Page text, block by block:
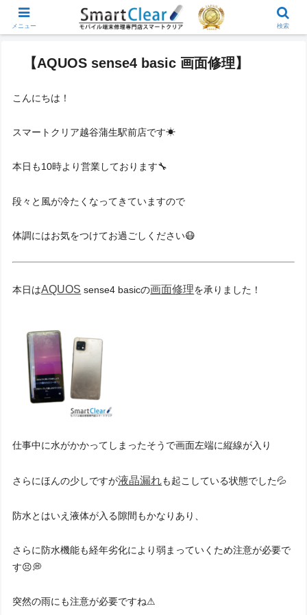
【AQUOS sense4 basic 画面修理】
こんにちは！
スマートクリア越谷蒲生駅前店です☀
本日も10時より営業しております🔧
段々と風が冷たくなってきていますので
体調にはお気をつけてお過ごしください😷
本日はAQUOS sense4 basicの画面修理を承りました！
仕事中に水がかかってしまったそうで画面左端に縦線が入り
さらにほんの少しですが液晶漏れも起こしている状態でした💦
防水とはいえ液体が入る隙間もかなりあり、
さらに防水機能も経年劣化により弱まっていくため注意が必要で
す😣💭
突然の雨にも注意が必要ですね⚠
メニュー 検索